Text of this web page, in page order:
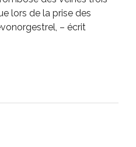
lors de la prise des
– écrit